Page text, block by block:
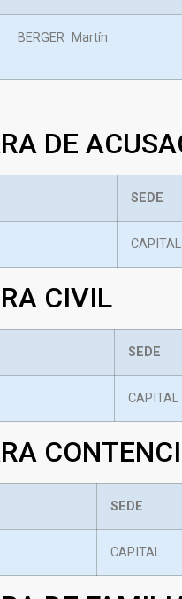
BERGER Martín
DE
SEDE
CAPITAL
CIVIL
SEDE
CAPITAL
SEDE
CAPITAL